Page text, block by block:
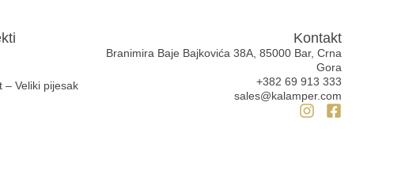
– Veliki pijesak
Kontakt
Branimira Baje Bajkovića 38A, 85000 Bar, Crna
Gora
+382 69 913 333
sales@kalamper.com